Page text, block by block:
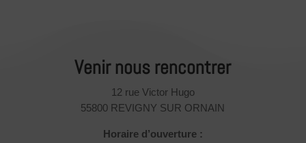
Venir nous rencontrer
12 rue Victor Hugo
55800 REVIGNY SUR ORNAIN
Horaire d’ouverture :